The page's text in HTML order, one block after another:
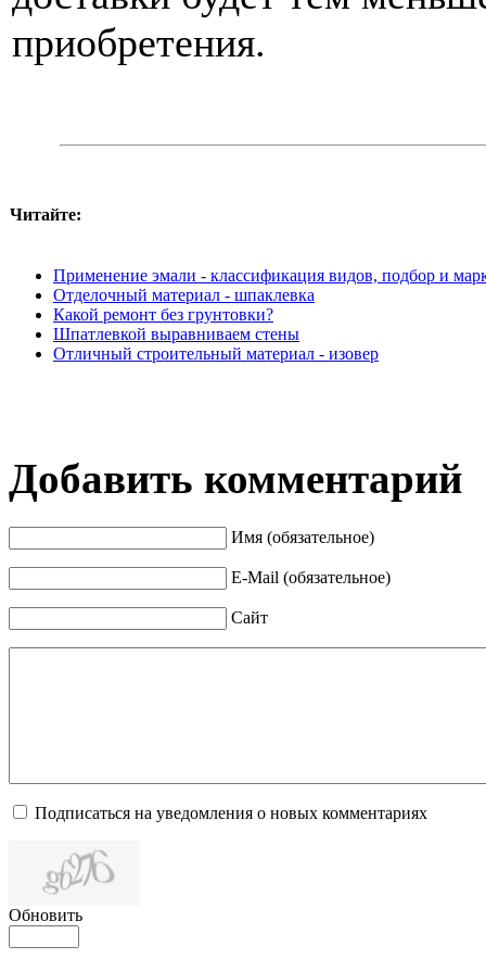
приобретения.
Читайте:
Применение эмали - классификация видов, подбор и
Отделочный материал - шпаклевка
Какой ремонт без грунтовки?
Шпатлевкой выравниваем стены
Отличный строительный материал - изовер
Добавить комментарий
Имя (обязательное)
E-Mail (обязательное)
Сайт
Подписаться на уведомления о новых комментариях
Обновить